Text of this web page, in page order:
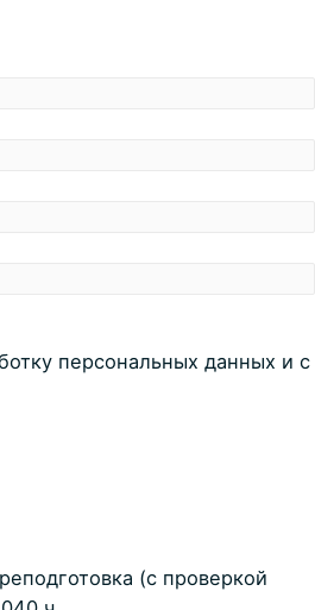
персональных данных и с
(с проверкой